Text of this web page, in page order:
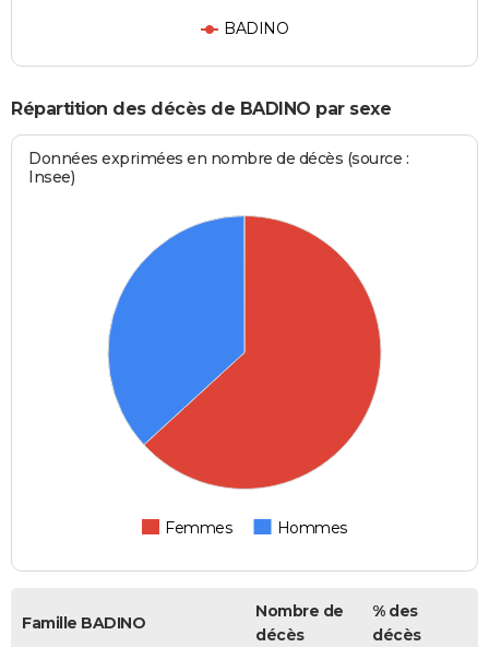
BADINO
Répartition des décès de BADINO par sexe
Données exprimées en nombre de décès (source :
Insee)
Femmes Hommes
Famille BADINO
Nombre de
décès
% des
décès